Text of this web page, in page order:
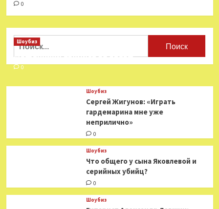
0
Найти:
Шоубиз
Мошенники взялись за звезд
0
Шоубиз
Сергей Жигунов: «Играть
гардемарина мне уже
неприлично»
0
Шоубиз
Что общего у сына Яковлевой и
серийных убийц?
0
Шоубиз